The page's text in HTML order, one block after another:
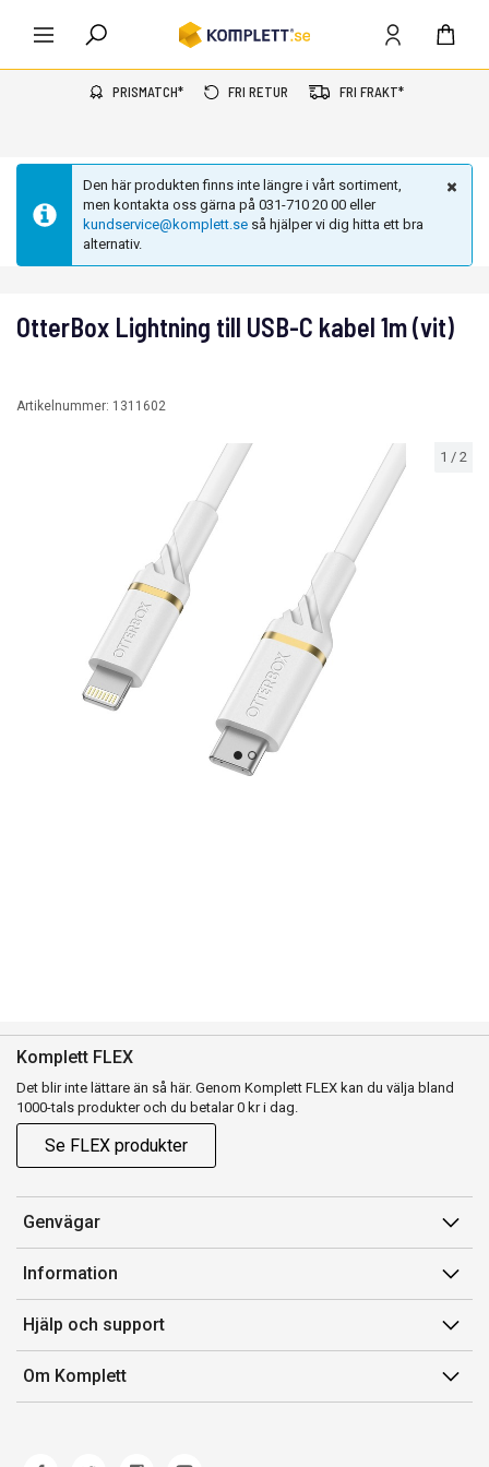
PRISMATCH* FRI RETUR FRI FRAKT*
Den här produkten finns inte längre i vårt sortiment,
men kontakta oss gärna på 031-710 20 00 eller
kundservice@komplett.se så hjälper vi dig hitta ett bra
alternativ.
1 / 2
OtterBox Lightning till USB-C kabel 1m (vit)
Artikelnummer: 1311602
Komplett FLEX
Det blir inte lättare än så här. Genom Komplett FLEX kan du välja bland
1000-tals produkter och du betalar 0 kr i dag.
Se FLEX produkter
Genvägar
Konto
Orderhistorik
Presentkort
Komplett Club
Information
Försäljningsvillkor
Medlemsvillkor for Komplett Club
Lediga tjänster
Hjälp och support
Kontakta oss
Kundservice
Om Komplett